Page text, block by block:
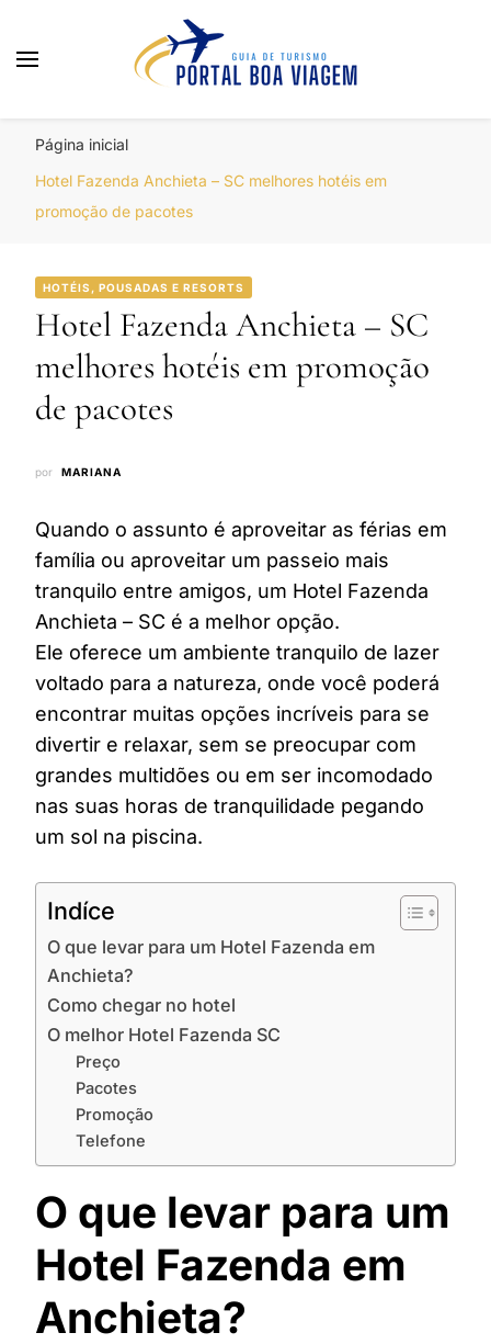
Página inicial
Hotel Fazenda Anchieta – SC melhores hotéis em
promoção de pacotes
HOTÉIS, POUSADAS E RESORTS
Hotel Fazenda Anchieta – SC
melhores hotéis em promoção
de pacotes
por MARIANA
Quando o assunto é aproveitar as férias em
família ou aproveitar um passeio mais
tranquilo entre amigos, um Hotel Fazenda
Anchieta – SC é a melhor opção.
Ele oferece um ambiente tranquilo de lazer
voltado para a natureza, onde você poderá
encontrar muitas opções incríveis para se
divertir e relaxar, sem se preocupar com
grandes multidões ou em ser incomodado
nas suas horas de tranquilidade pegando
um sol na piscina.
Indíce
O que levar para um Hotel Fazenda em
Anchieta?
Como chegar no hotel
O melhor Hotel Fazenda SC
Preço
Pacotes
Promoção
Telefone
O que levar para um
Hotel Fazenda em
Anchieta?